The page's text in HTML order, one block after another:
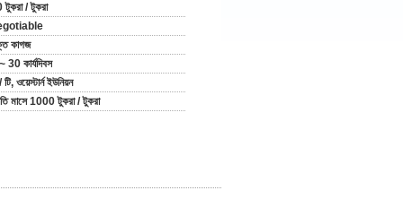
টুকরা / টুকরা
কাগজ
30 কার্যদিবস
টি, ওয়েস্টার্ন ইউনিয়ন
মাসে 1000 টুকরা / টুকরা